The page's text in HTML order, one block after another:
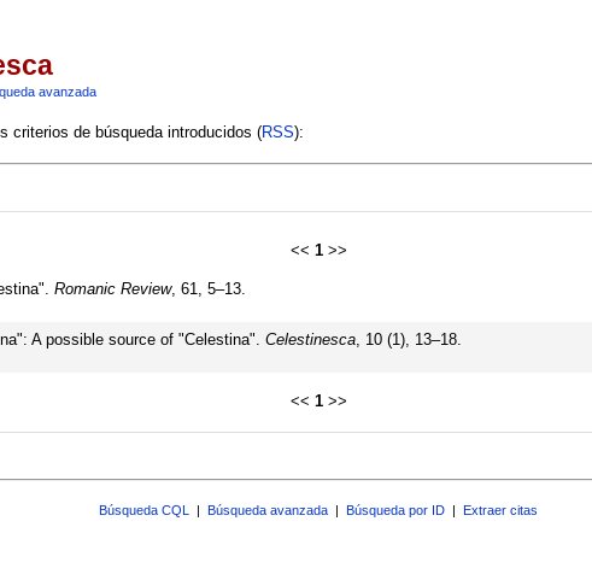
avanzada
criterios de búsqueda introducidos (RSS):
<< 1>>
Romanic Review, 61, 5–13.
A possible source of "Celestina". Celestinesca, 10 (1), 13–18.
<< 1>>
Búsqueda CQL | Búsqueda avanzada | Búsqueda por ID | Extraer citas